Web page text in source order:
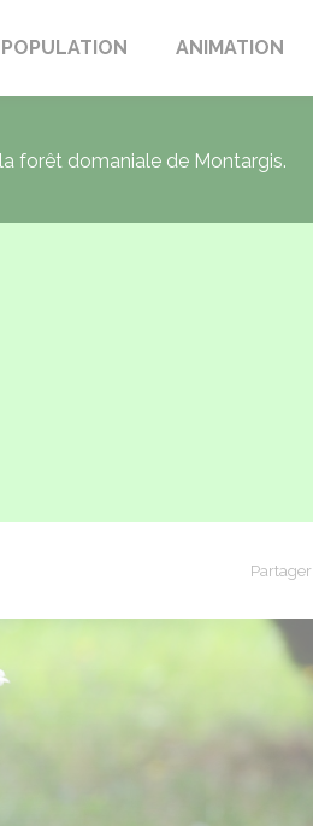
POPULATION ANIMATION
forêt domaniale de Montargis.
Partager